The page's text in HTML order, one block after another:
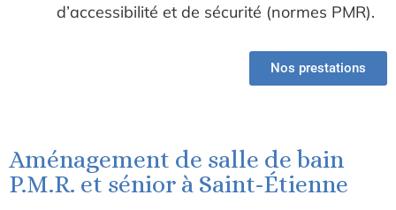
d’accessibilité et de sécurité (normes PMR).
Nos prestations
Aménagement de salle de bain
P.M.R. et sénior à Saint-Étienne